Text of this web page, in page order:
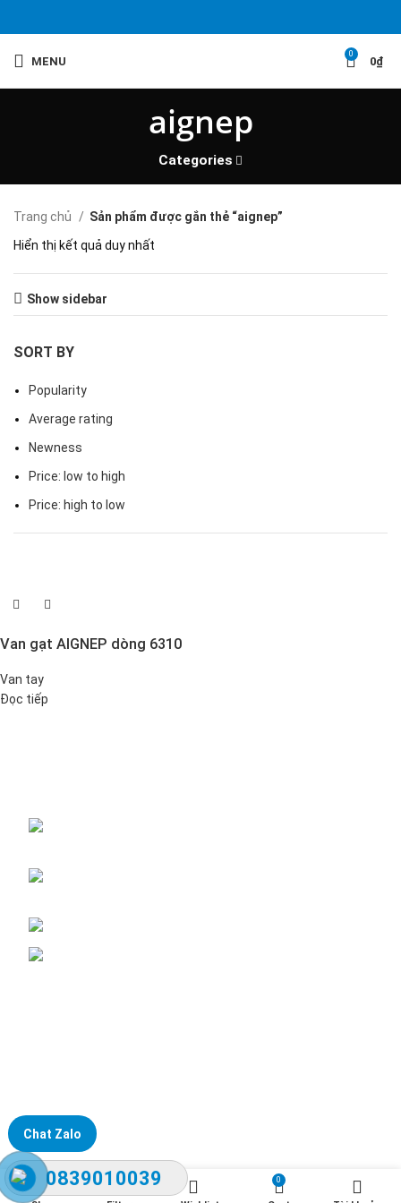
MENU
0
0₫
aignep
Categories
Trang chủ
Sản phẩm được gắn thẻ “aignep”
Hiển thị kết quả duy nhất
Show sidebar
SORT BY
Popularity
Average rating
Newness
Price: low to high
Price: high to low
Van gạt AIGNEP dòng 6310
Van tay
Đọc tiếp
Chat Zalo
0839010039 0